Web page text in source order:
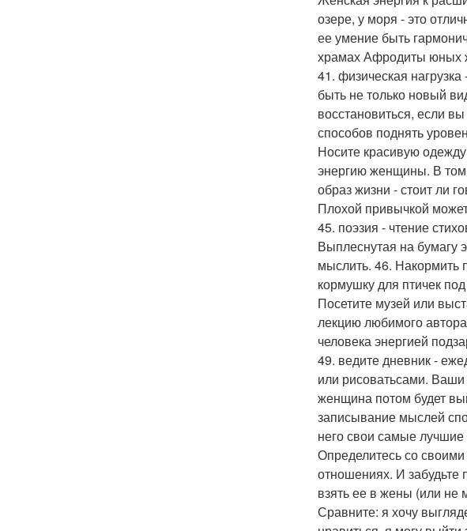
озере, у моря - это
ее умение быть
храмах Афродиты юных
41. физическая
быть не только новый
восстановиться, если
способов поднять
Носите красивую
энергию женщины. В том
образ жизни - стоит ли
Плохой привычкой
45. поэзия - чтение
Выплеснутая на бумагу
мыслить. 46. Накормить
кормушку для птичек
Посетите музей или
лекцию любимого
человека энергией
49. ведите дневник -
или рисоватьсами.
женщина потом будет
записывание мыслей
него свои самые
Определитесь со
отношениях. И забудьте
взять ее в жены (или не
Сравните: я хочу